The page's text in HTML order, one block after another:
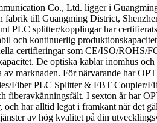
Co., Ltd. ligger i
fabrik till Guangming District,
PLC splitter/kopplingar har
och kontinuerlig
certifieringar som CE/ISO/ROHS/
De optiska kablar inomhus
marknaden. För närvarande har
Fiber PLC Splitter & FBT Coupler/
I sexton år har
har alltid legat i framkant när det
av hög kvalitet på din